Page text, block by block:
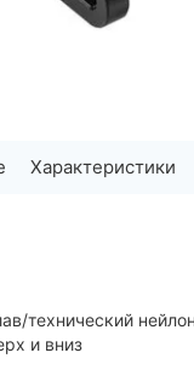
Характеристики
технический нейлон
и вниз